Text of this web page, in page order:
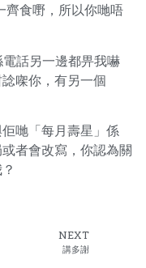
齊食嘢，所以你哋唔
話另一邊都畀我嚇
㗎你，有另一個
哋「每月壽星」係
者會改寫，你認為關
NEXT
講多謝